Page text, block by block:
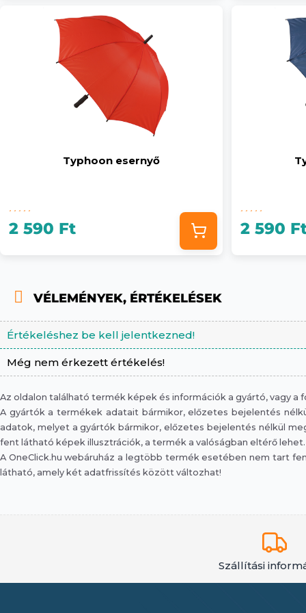
Typhoon esernyő
2 590 Ft 2 590
VÉLEMÉNYEK, ÉRTÉKELÉSEK
Értékeléshez be kell jelentkezned!
Még nem érkezett értékelés!
Az oldalon található termék képek és információk a gyártó, vagy
A gyártók a termékek adatait bármikor, előzetes bejelentés
adatok, melyet a gyártók bármikor, előzetes bejelentés nélkül
fent látható képek illusztrációk, a termék a valóságban eltérő lehet.
A OneClick.hu webáruház a legtöbb termék esetében nem tart
látható, amely két adatfrissítés között változhat!
Szállítási